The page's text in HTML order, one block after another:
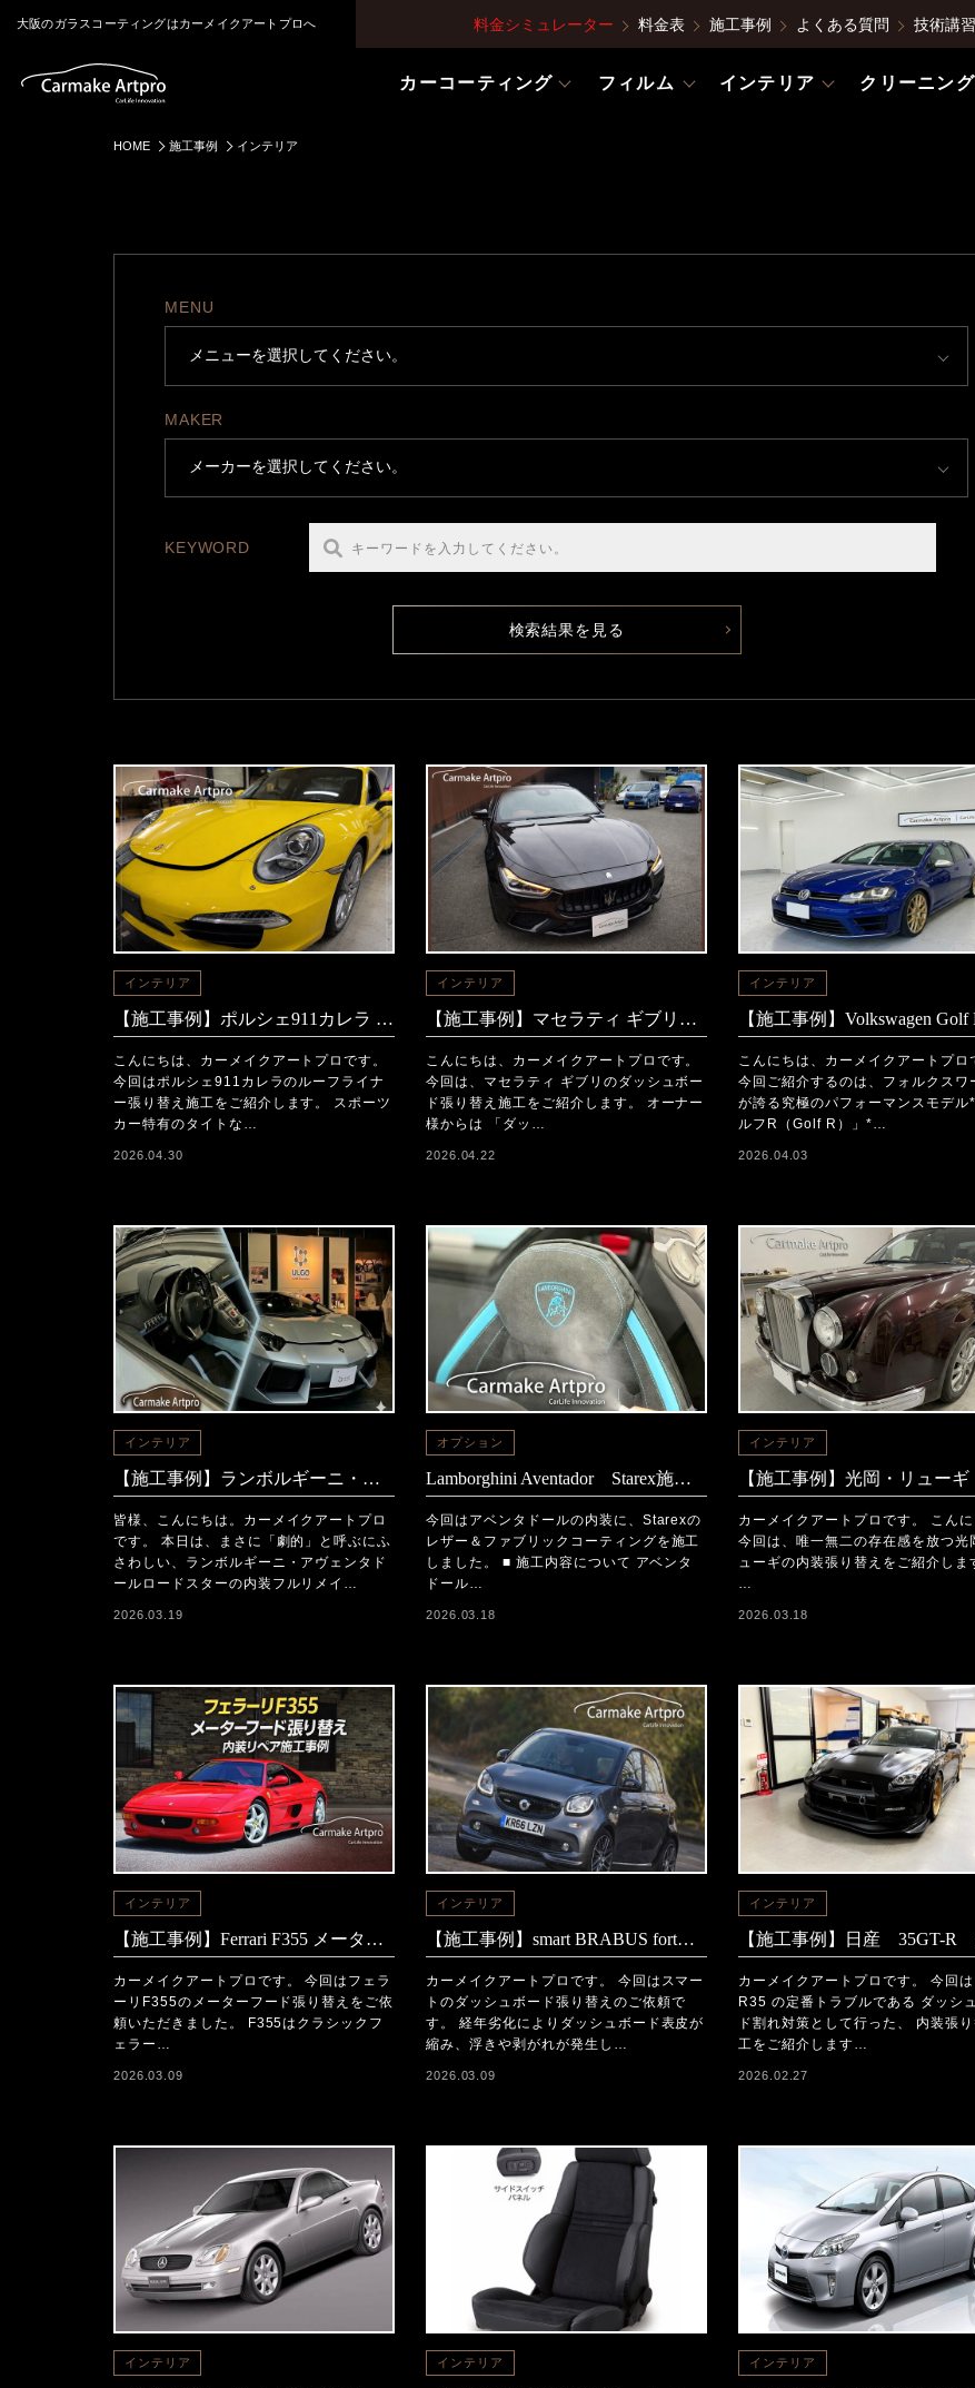
大阪のガラスコーティングはカーメイクアートプロへ 料金シミュレーター 料金表 施工事例 よくある質問 技術講
カーコーティング フィルム インテリア クリーニング
HOME 施工事例 インテリア
MENU
MAKER
KEYWORD
検索結果を見る
インテリア
【施工事例】ポルシェ911カレラ ルーフライナー張り替え
こんにちは、カーメイクアートプロです。
今回はポルシェ911カレラのルーフライナ
ー張り替え施工をご紹介します。 スポーツ
カー特有のタイトな…
2026.04.30
インテリア
【施工事例】マセラティ ギブリ｜ダッシュボード張り替え
こんにちは、カーメイクアートプロです。
今回は、マセラティ ギブリのダッシュボー
ド張り替え施工をご紹介します。 オーナー
様からは 「ダッ…
2026.04.22
インテリア
こんにちは、カーメイクアートプロ
今回ご紹介するのは、フォルクスワ
が誇る究極のパフォーマンスモデル
ルフR（Golf R）」*…
2026.04.03
インテリア
【施工事例】ランボルギーニ・アヴェンタドールロードスター 「内装フルリメイク」
皆様、こんにちは。カーメイクアートプロ
です。 本日は、まさに「劇的」と呼ぶにふ
さわしい、ランボルギーニ・アヴェンタド
ールロードスターの内装フルリメイ…
2026.03.19
オプション
Lamborghini Aventador Starex施工事例
今回はアベンタドールの内装に、Starexの
レザー＆ファブリックコーティングを施工
しました。 ■ 施工内容について アベンタ
ドール…
2026.03.18
インテリア
カーメイクアートプロです。 こんに
今回は、唯一無二の存在感を放つ光
ューギの内装張り替えをご紹介しま
…
2026.03.18
インテリア
【施工事例】Ferrari F355 メーターフード張り替え
カーメイクアートプロです。 今回はフェラ
ーリF355のメーターフード張り替えをご依
頼いただきました。 F355はクラシックフ
ェラー…
2026.03.09
インテリア
【施工事例】smart BRABUS fortwo ダッシュボード張り替え
カーメイクアートプロです。 今回はスマー
トのダッシュボード張り替えのご依頼で
す。 経年劣化によりダッシュボード表皮が
縮み、浮きや剥がれが発生し…
2026.03.09
インテリア
カーメイクアートプロです。 今回
R35 の定番トラブルである ダッシ
ド割れ対策として行った、 内装張
工をご紹介します…
2026.02.27
インテリア インテリア インテリア